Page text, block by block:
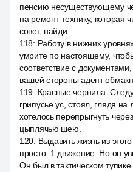
пенсию несуществующему
на ремонт технику, которая
совет, найди.
118: Работу в нижних
умрите по настоящему,
соответствие с
вашей стороны адепт
119: Красные чернила.
грипусье ус, стоял, глядя
хотелось перепрыгнуть
цыплячью шею.
120: Выдавить жизнь из
просто. 1 движение. Но он
Он был в тактическом